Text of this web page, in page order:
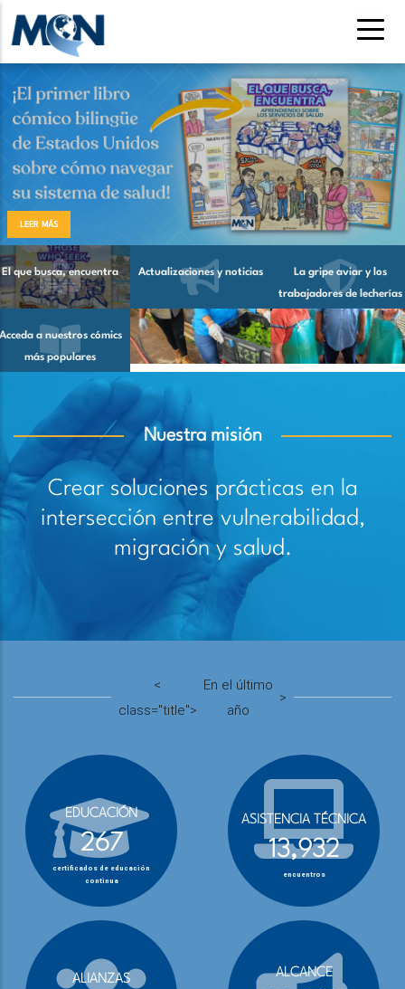
Pasar
contenido
principal
LEER MÁS
El que busca, encuentra Actualizaciones y noticias
La gripe aviar y los
trabajadores de lecherías
a nuestros cómics
más populares
Nuestra misión
Crear soluciones prácticas en la
intersección entre vulnerabilidad,
migración y salud.
<
class="title">
En el último
año
>
EDUCACIÓN
267
certificados de educación
continua
ASISTENCIA TÉCNICA
13,932
encuentros
ALIANZAS ALCANCE